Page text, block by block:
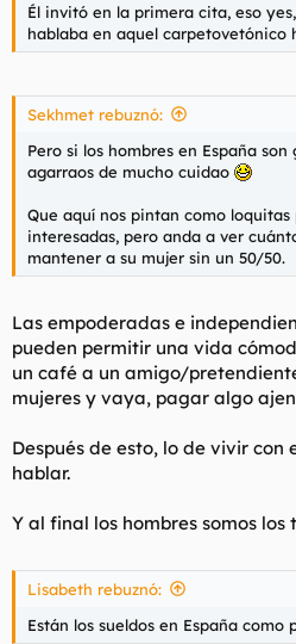
Él invitó en la primera cita, eso
hablaba en aquel carpetovetónico
Sekhmet rebuznó:
Pero si los hombres en España
agarraos de mucho cuidao
Que aquí nos pintan como loquitas
interesadas, pero anda a ver
mantener a su mujer sin un 50/50.
Las empoderadas e
pueden permitir una vida
un café a un amigo/
mujeres y vaya, pagar algo
Después de esto, lo de vivir con
hablar.
Y al final los hombres somos los
Lisabeth rebuznó:
Están los sueldos en España como